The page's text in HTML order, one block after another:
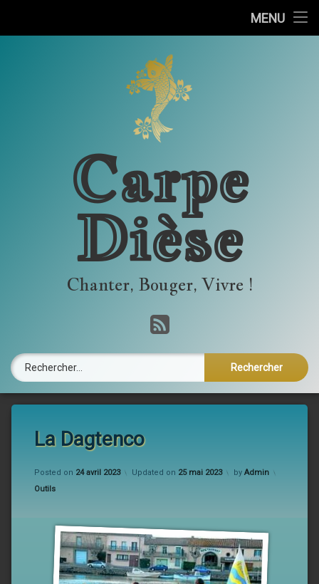
MENU
Carpe
Dièse
Chanter, Bouger, Vivre !
RSS
La Dagtenco
Posted on 24 avril 2023 Updated on 25 mai 2023 by Admin
Categories:
Outils